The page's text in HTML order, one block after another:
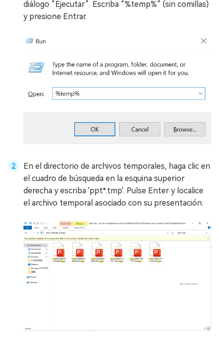
diálogo “Ejecutar”. Escriba “%temp%” (sin comillas)
y presione Entrar.
En el directorio de archivos temporales, haga clic en
el cuadro de búsqueda en la esquina superior
derecha y escriba 'ppt*.tmp'. Pulse Enter y localice
el archivo temporal asociado con su presentación.